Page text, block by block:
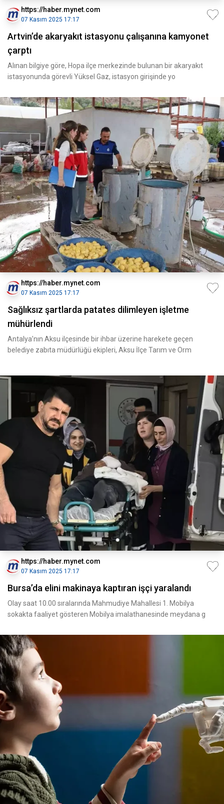
https://haber.mynet.com
07 Kasım 2025 17:17
Artvin’de akaryakıt istasyonu çalışanına kamyonet
çarptı
Alınan bilgiye göre, Hopa ilçe merkezinde bulunan bir akaryakıt
istasyonunda görevli Yüksel Gaz, istasyon girişinde yo
https://haber.mynet.com
07 Kasım 2025 17:17
Sağlıksız şartlarda patates dilimleyen işletme
mühürlendi
Antalya’nın Aksu ilçesinde bir ihbar üzerine harekete geçen
belediye zabıta müdürlüğü ekipleri, Aksu İlçe Tarım ve Orm
https://haber.mynet.com
07 Kasım 2025 17:17
Bursa’da elini makinaya kaptıran işçi yaralandı
Olay saat 10.00 sıralarında Mahmudiye Mahallesi 1. Mobilya
sokakta faaliyet gösteren Mobilya imalathanesinde meydana g